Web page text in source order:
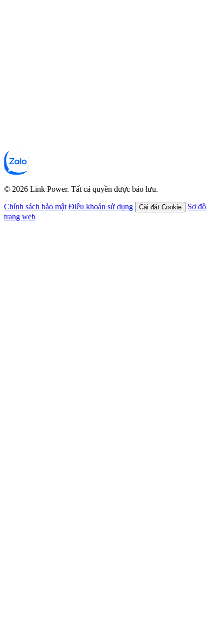
© 2026 Link Power. Tất cả quyền được bảo lưu.
Chính sách bảo mật Điều khoản sử dụng Cài đặt Cookie
Sơ đồ
trang web